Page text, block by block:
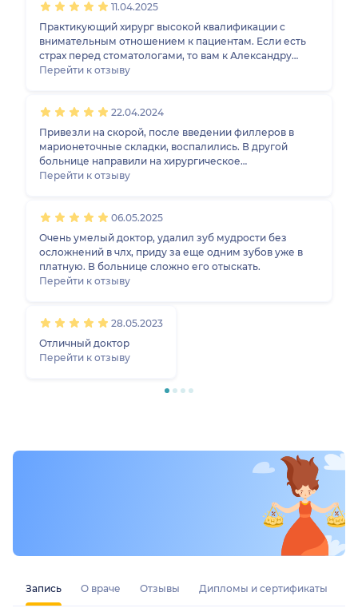
Запись О враче Отзывы Дипломы и сертификаты
11.04.2025
Практикующий хирург высокой квалификации с
внимательным отношением к пациентам. Если есть
страх перед стоматологами, то вам к Александру
Владимировичу. Врача посоветовала супруга, после
безболезненно, о чем я убедился, когда мне удаляли
секвестр в нижней челюсти. Огромная благодарность
за профессионализм и доброжелательность.
Перейти к отзыву
22.04.2024
Привезли на скорой, после введении филлеров в
марионеточные складки, воспалились. В другой
больнице направили на хирургическое
вмешательство. Александр Владимирович осмотрел,
благодарности не хватает. Дай бог вам здоровья
доктор
Перейти к отзыву
06.05.2025
Очень умелый доктор, удалил зуб мудрости без
осложнений в члх, приду за еще одним зубов уже в
платную. В больнице сложно его отыскать.
Перейти к отзыву
28.05.2023
Отличный доктор
Перейти к отзыву